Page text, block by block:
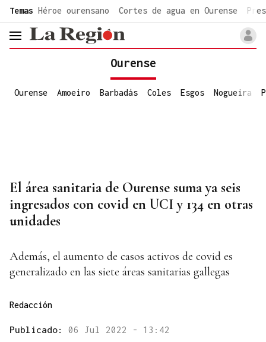
common.go-to-content
Temas Héroe ourensano Cortes de agua en Ourense
header.menu.open
Ourense
Ourense Amoeiro Barbadás Coles Esgos Nogueira
El área sanitaria de Ourense suma ya seis
ingresados con covid en UCI y 134 en otras
unidades
Además, el aumento de casos activos de covid es
generalizado en las siete áreas sanitarias gallegas
Redacción
Publicado: 06 Jul 2022 - 13:42